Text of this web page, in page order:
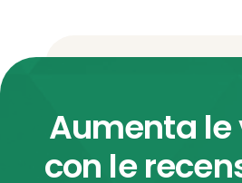
Aumenta
con le